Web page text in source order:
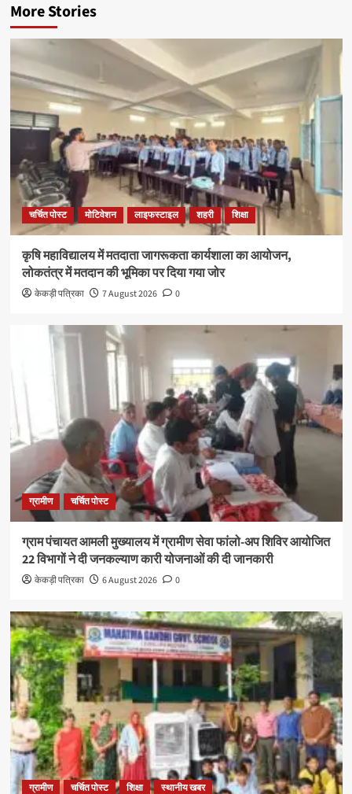
More Stories
चर्चित पोस्ट मोटिवेशन लाइफस्टाइल शहरी शिक्षा
कृषि महाविद्यालय में मतदाता जागरूकता कार्यशाला का आयोजन,
लोकतंत्र में मतदान की भूमिका पर दिया गया जोर
केकड़ी पत्रिका 7 August 2026 0
ग्रामीण चर्चित पोस्ट
ग्राम पंचायत आमली मुख्यालय में ग्रामीण सेवा फांलो-अप शिविर आयोजित
22 विभागों ने दी जनकल्याण कारी योजनाओं की दी जानकारी
केकड़ी पत्रिका 6 August 2026 0
ग्रामीण चर्चित पोस्ट शिक्षा स्थानीय खबर